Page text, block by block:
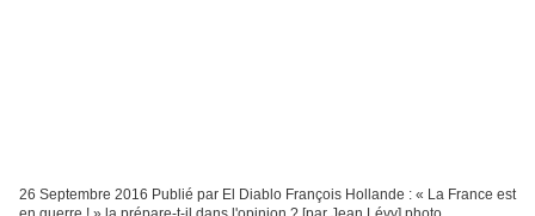
26 Septembre 2016 Publié par El Diablo François Hollande : « La France est